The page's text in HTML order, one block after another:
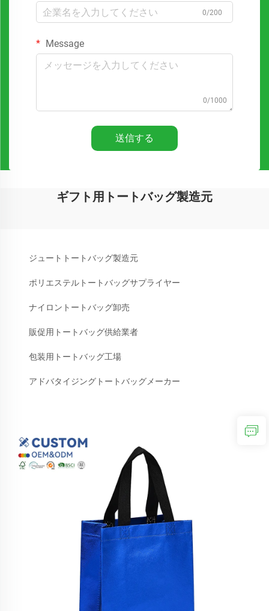
0/200
Message
0/1000
送信する
ギフト用トートバッグ製造元
ジュートトートバッグ製造元
ポリエステルトートバッグサプライヤー
ナイロントートバッグ卸売
販促用トートバッグ供給業者
包装用トートバッグ工場
アドバタイジングトートバッグメーカー